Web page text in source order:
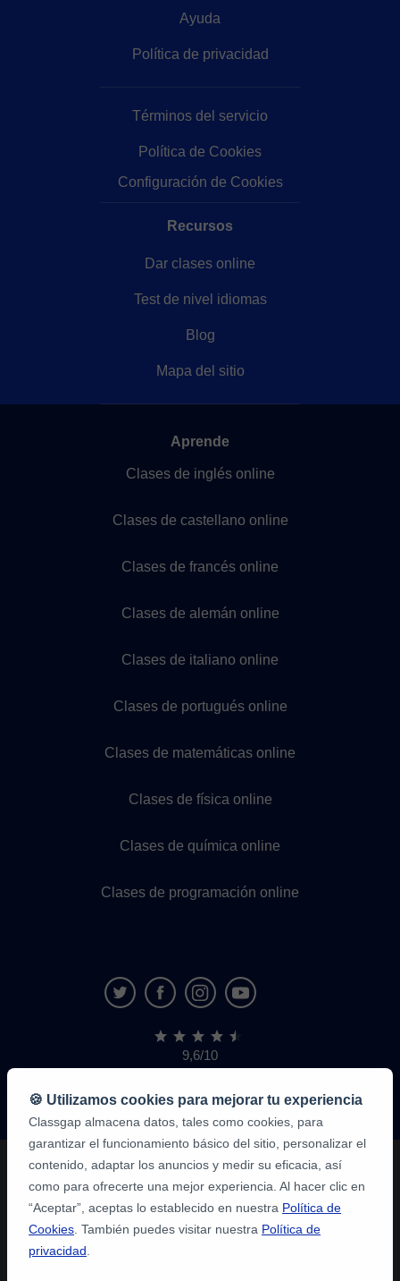
Ayuda
Política de privacidad
Términos del servicio
Política de Cookies
Configuración de Cookies
Recursos
Dar clases online
Test de nivel idiomas
Blog
Mapa del sitio
Aprende
Clases de inglés online
Clases de castellano online
Clases de francés online
Clases de alemán online
Clases de italiano online
Clases de portugués online
Clases de matemáticas online
Clases de física online
Clases de química online
Clases de programación online
9,6/10
1,339,284
de
alumnos
🍪 Utilizamos cookies para mejorar tu experiencia
Classgap almacena datos, tales como cookies, para
garantizar el funcionamiento básico del sitio, personalizar el
contenido, adaptar los anuncios y medir su eficacia, así
como para ofrecerte una mejor experiencia. Al hacer clic en
“Aceptar”, aceptas lo establecido en nuestra Política de
Cookies . También puedes visitar nuestra Política de
privacidad